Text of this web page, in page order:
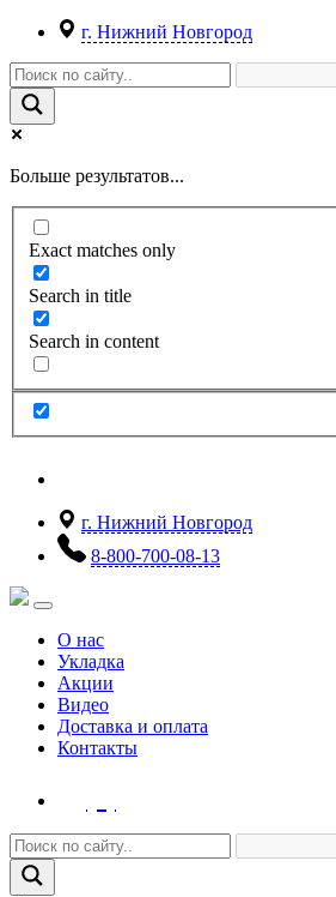
г. Нижний Новгород
Больше результатов...
Exact matches only
Search in title
Search in content
г. Нижний Новгород
8-800-700-08-13
О нас
Укладка
Акции
Видео
Доставка и оплата
Контакты